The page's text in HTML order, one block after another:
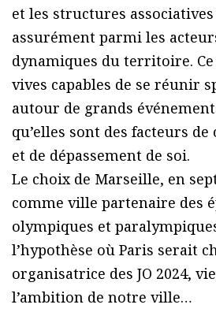
et les structures
assurément parmi les
dynamiques du territoire.
vives capables de se réunir
autour de grands
qu’elles sont des facteurs
et de dépassement de soi.
Le choix de Marseille, en
comme ville partenaire des
olympiques et
l’hypothèse où Paris serait
organisatrice des JO 2024,
l’ambition de notre ville…